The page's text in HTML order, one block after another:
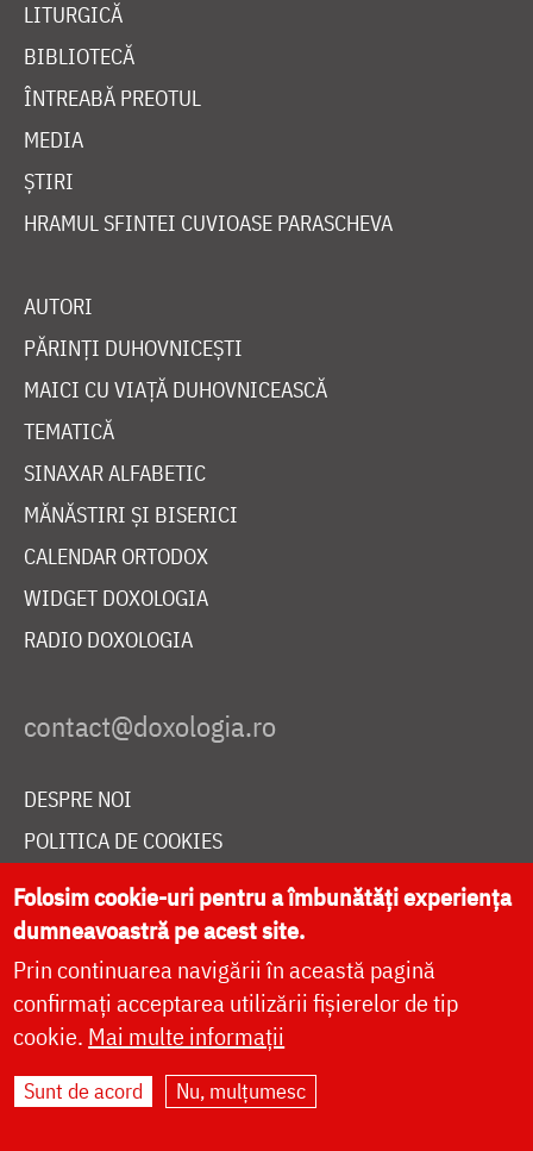
LITURGICĂ
BIBLIOTECĂ
ÎNTREABĂ PREOTUL
MEDIA
ȘTIRI
HRAMUL SFINTEI CUVIOASE PARASCHEVA
AUTORI
PĂRINȚI DUHOVNICEȘTI
MAICI CU VIAȚĂ DUHOVNICEASCĂ
TEMATICĂ
SINAXAR ALFABETIC
MĂNĂSTIRI ȘI BISERICI
CALENDAR ORTODOX
WIDGET DOXOLOGIA
RADIO DOXOLOGIA
DESPRE NOI
POLITICA DE COOKIES
DONEAZĂ ONLINE PENTRU CATEDRALA NAȚIONALĂ
LIVE
Site dezvoltat deDOXOLOGIA MEDIA
Arhiepiscopia Iașilor | ©
Folosim cookie-uri pentru a îmbunătăți experiența
dumneavoastră pe acest site.
Prin continuarea navigării în această pagină
confirmați acceptarea utilizării fișierelor de tip
cookie. Mai multe informații
Sunt de acord Nu, mulțumesc